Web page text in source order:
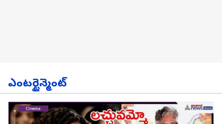
ఎంటర్టైన్మెంట్